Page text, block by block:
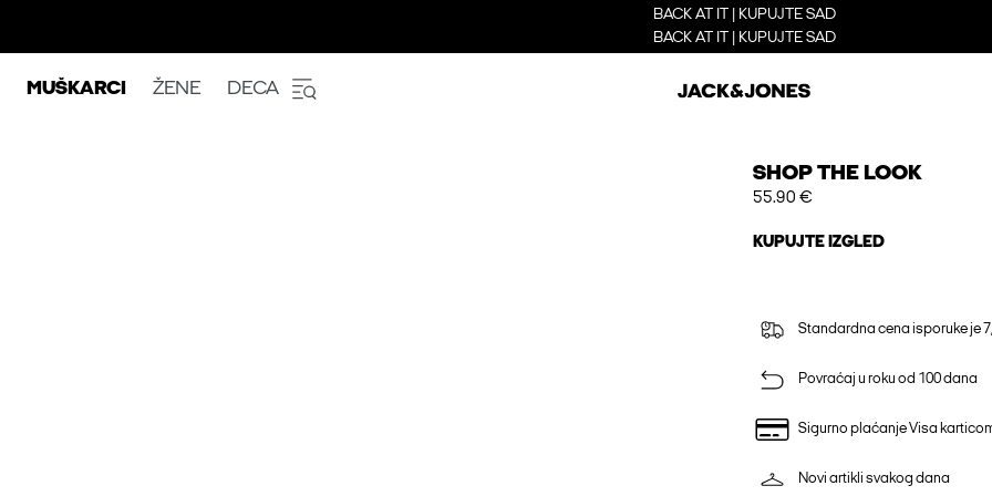
BACK AT IT | KUPUJTE SAD
BACK AT IT | KUPUJTE SAD
MUŠKARCI ŽENE DECA
SHOP THE LOOK
55.90 €
KUPUJTE IZGLED
Standardna cena isporuke je
Povraćaj u roku od 100 dana
Sigurno plaćanje Visa
Novi artikli svakog dana